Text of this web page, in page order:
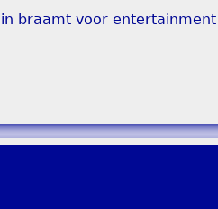
braamt voor